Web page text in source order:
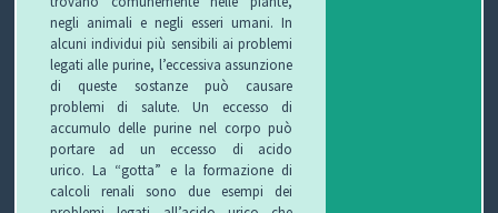
negli animali e negli esseri umani. In
alcuni individui più sensibili ai problemi
legati alle purine, l’eccessiva assunzione
di queste sostanze può causare
problemi di salute. Un eccesso di
accumulo delle purine nel corpo può
portare ad un eccesso di acido
urico. La “gotta” e la formazione di
calcoli renali sono due esempi dei